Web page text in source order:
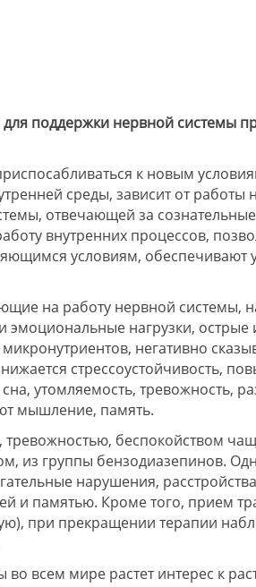
поддержки нервной системы
к новым
среды, зависит от
отвечающей за
внутренних процессов,
условиям, обеспечивают
на работу нервной системы,
эмоциональные нагрузки, острые
негативно
стрессоустойчивость,
утомляемость, тревожность,
мышление, память.
беспокойством
из группы бензодиазепинов.
нарушения,
и памятью. Кроме того, прием
при прекращении терапии
во всем мире растет интерес к